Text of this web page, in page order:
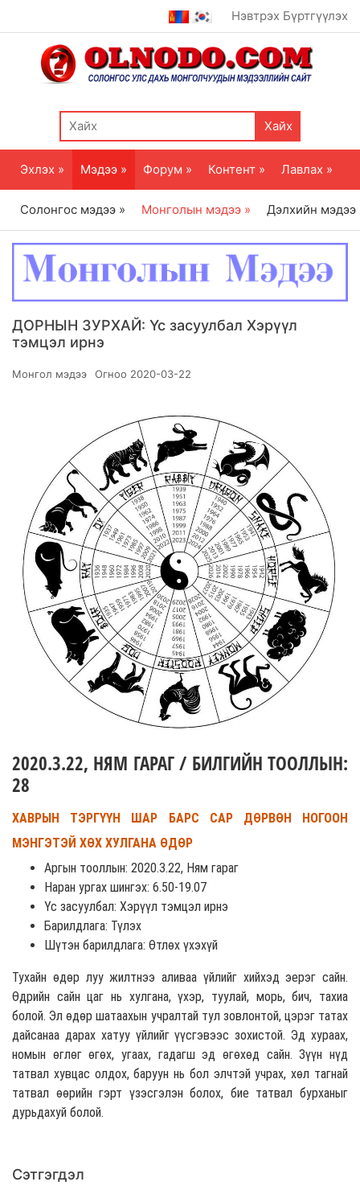
Нэвтрэх Бүртгүүлэх
Хайх
Эхлэх » Мэдээ » Форум » Контент » Лавлах »
Солонгос мэдээ » Монголын мэдээ » Дэлхийн мэдээ
ДОРНЫН ЗУРХАЙ: Үс засуулбал Хэрүүл
тэмцэл ирнэ
Монгол мэдээ Огноо 2020-03-22
2020.3.22, НЯМ ГАРАГ / БИЛГИЙН ТООЛЛЫН:
28
ХАВРЫН ТЭРГҮҮН ШАР БАРС САР ДӨРВӨН НОГООН
МЭНГЭТЭЙ ХӨХ ХУЛГАНА ӨДӨР
Аргын тооллын: 2020.3.22, Ням гараг
Наран ургах шингэх: 6.50-19.07
Үс засуулбал: Хэрүүл тэмцэл ирнэ
Барилдлага: Түлэх
Шүтэн барилдлага: Өтлөх үхэхүй
Тухайн өдөр луу жилтнээ аливаа үйлийг хийхэд эерэг сайн.
Өдрийн сайн цаг нь хулгана, үхэр, туулай, морь, бич, тахиа
болой. Эл өдөр шатаахын учралтай тул зовлонтой, цэрэг татах
дайсанаа дарах хатуу үйлийг үүсгэвээс зохистой. Эд хураах,
номын өглөг өгөх, угаах, гадагш эд өгөхөд сайн. Зүүн нүд
татвал хувцас олдох, баруун нь бол элчтэй учрах, хөл тагнай
татвал өөрийн гэрт үзэсгэлэн болох, бие татвал бурханыг
дурьдахуй болой.
Сэтгэгдэл